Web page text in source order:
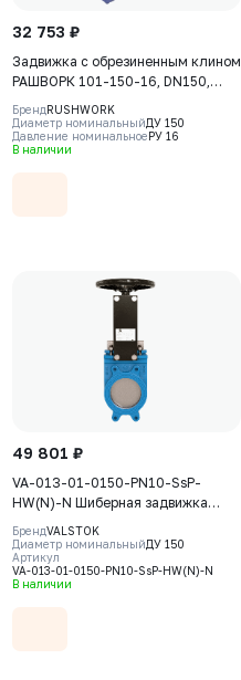
32 753 ₽
Задвижка с обрезиненным клином
РАШВОРК 101-150-16, DN150,
PN16, корпус - GJS-500-7
(GGG50), клин - GJS-500-7
(GGG50), уплотнение - EPDM, Ф/
БрендRUSHWORK
Диаметр номинальныйДУ 150
Давление номинальноеРУ 16
В наличии
49 801 ₽
VA-013-01-0150-PN10-SsP-
HW(N)-N Шиберная задвижка
Valstok, серия VA, DN0150, PN10,
штурвал, невыдвижной шток,
корпус GJS-400-15 (GGG40), нож
AISI304, седловое уплотнение
БрендVALSTOK
Диаметр номинальныйДУ 150
Артикул
VA-013-01-0150-PN10-SsP-HW(N)-N
В наличии